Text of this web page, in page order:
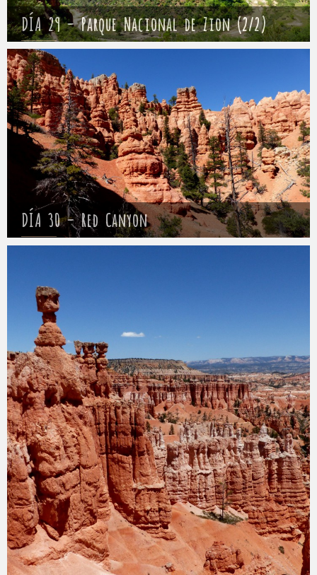
DÍA 29 – Parque Nacional de Zion (2/2)
Mathieu 3 mayo 2017
DÍA 30 – Red Canyon
Mathieu 4 mayo 2017